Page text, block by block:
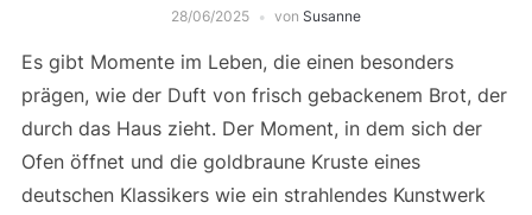
28/06/2025 von Susanne
Es gibt Momente im Leben, die einen besonders
prägen, wie der Duft von frisch gebackenem Brot, der
durch das Haus zieht. Der Moment, in dem sich der
Ofen öffnet und die goldbraune Kruste eines
deutschen Klassikers wie ein strahlendes Kunstwerk